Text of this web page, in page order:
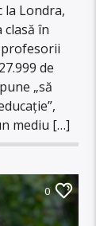
la Londra,
clasă în
de
„să
mediu […]
0